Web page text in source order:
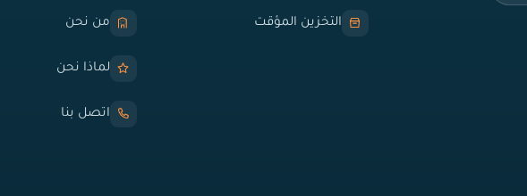
التخزين المؤقت من نحن
لماذا نحن
اتصل بنا